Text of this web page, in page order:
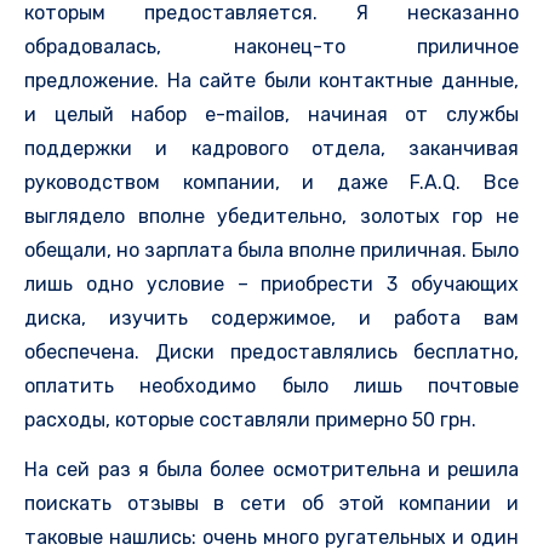
которым предоставляется. Я несказанно
обрадовалась, наконец-то приличное
предложение. На сайте были контактные данные,
и целый набор e-mailов, начиная от службы
поддержки и кадрового отдела, заканчивая
руководством компании, и даже F.A.Q. Все
выглядело вполне убедительно, золотых гор не
обещали, но зарплата была вполне приличная. Было
лишь одно условие – приобрести 3 обучающих
диска, изучить содержимое, и работа вам
обеспечена. Диски предоставлялись бесплатно,
оплатить необходимо было лишь почтовые
расходы, которые составляли примерно 50 грн.
На сей раз я была более осмотрительна и решила
поискать отзывы в сети об этой компании и
таковые нашлись: очень много ругательных и один